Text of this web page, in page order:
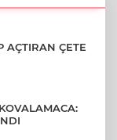
AÇTIRAN ÇETE